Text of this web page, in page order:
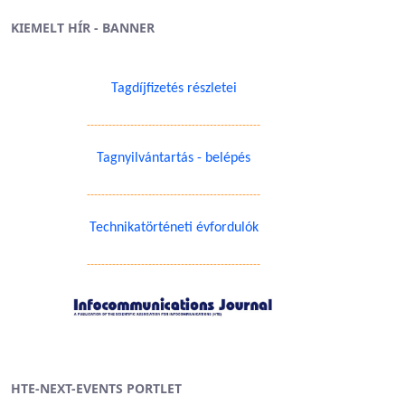
KIEMELT HÍR - BANNER
Tagdíjfizetés részletei
------------------------------------------------
Tagnyilvántartás - belépés
------------------------------------------------
Technikatörténeti évfordulók
------------------------------------------------
HTE-NEXT-EVENTS PORTLET